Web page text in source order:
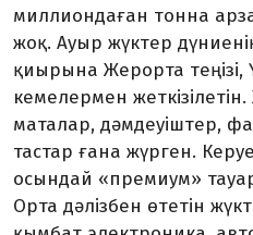
миллион­даған тонна
жоқ. Ауыр жүктер
қиырына Жерорта
кемелермен
маталар, дәмдеуіштер,
тастар ғана жүрген.
осындай «премиум»
Орта дәлізбен өтетін